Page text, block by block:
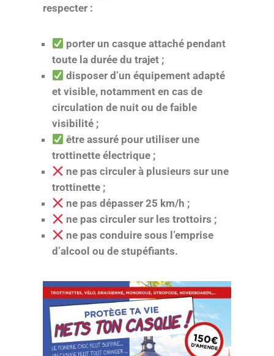
respecter :
porter un casque attaché pendant
toute la durée du trajet ;
disposer d’un équipement adapté
et visible, notamment en cas de
circulation de nuit ou de faible
visibilité ;
être assuré pour utiliser une
trottinette électrique ;
ne pas circuler à plusieurs sur une
trottinette ;
ne pas dépasser 25 km/h ;
ne pas circuler sur les trottoirs ;
ne pas conduire sous l’emprise
d’alcool ou de stupéfiants.